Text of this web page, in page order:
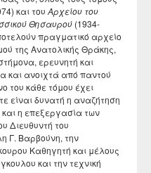
και του Αρχείου του
Θησαυρού (1934-
πραγματικό αρχείο
της Ανατολικής Θράκης,
ερευνητή και
και ανοιχτά από παντού
του κάθε τόμου έχει
είναι δυνατή η αναζήτηση
η επεξεργασία των
Διευθυντή του
Γ. Βαρβούνη, την
Καθηγητή και μέλους
και την τεχνική